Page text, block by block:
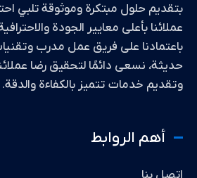
بتقديم حلول مبتكرة وموثوقة تلبي
عملائنا بأعلى معايير الجودة
باعتمادنا على فريق عمل مدرب
حديثة، نسعى دائمًا لتحقيق رضا
وتقديم خدمات تتميز بالكفاءة والدقة.
أهم الروابط